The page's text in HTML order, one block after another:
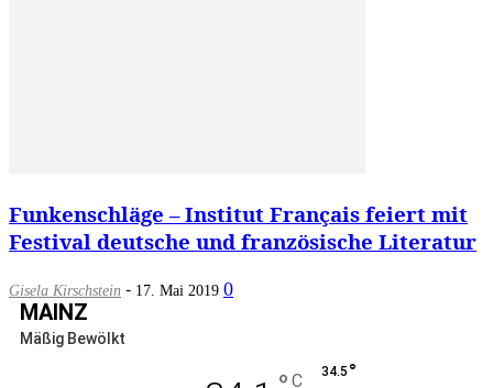
Funkenschläge – Institut Français feiert mit
Festival deutsche und französische Literatur
Gisela Kirschstein - 17. Mai 2019 0
MAINZ
Mäßig Bewölkt
C 34.5 °